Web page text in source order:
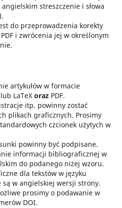
streszczenie i słowa
).
do przeprowadzenia korekty
i zwrócenia jej w określonym
artykułów w formacie
LaTeX oraz PDF.
itp. powinny zostać
plikach graficznych. Prosimy
czcionek użytych w
powinny być podpisane.
informacji bibliograficznej w
do podanego niżej wzoru.
dla tekstów w języku
w angielskiej wersji strony.
prosimy o podawanie w
DOI.